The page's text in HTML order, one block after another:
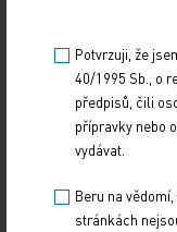
Sdílejte článek
Potvrzuji, že
40/1995 Sb., o
předpisů, čili
přípravky nebo
vydávat.
Beru na
stránkách